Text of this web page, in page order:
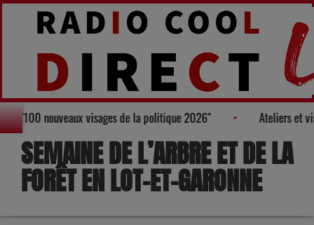
des "100 nouveaux visages de la politique 2026"
SEMAINE DE L’ARBRE ET DE LA
FORÊT EN LOT-ET-GARONNE